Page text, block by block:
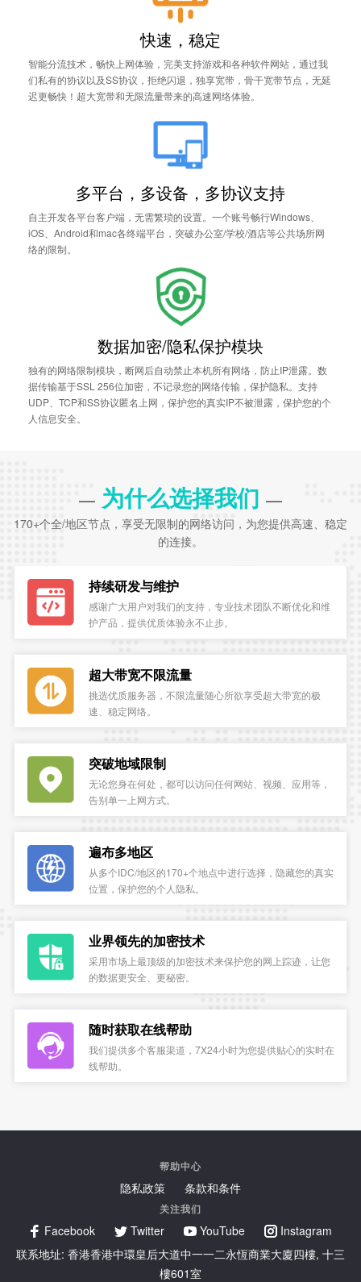
快速，稳定
智能分流技术，畅快上网体验，完美支持游戏和各种软件网站，通过我
们私有的协议以及SS协议，拒绝闪退，独享宽带，骨干宽带节点，无延
迟更畅快！超大宽带和无限流量带来的高速网络体验。
多平台，多设备，多协议支持
自主开发各平台客户端，无需繁琐的设置。一个账号畅行Windows、
iOS、Android和mac各终端平台，突破办公室/学校/酒店等公共场所网
络的限制。
数据加密/隐私保护模块
独有的网络限制模块，断网后自动禁止本机所有网络，防止IP泄露。数
据传输基于SSL 256位加密，不记录您的网络传输，保护隐私。支持
UDP、TCP和SS协议匿名上网，保护您的真实IP不被泄露，保护您的个
人信息安全。
—为什么选择我们 —
170+个全/地区节点，享受无限制的网络访问，为您提供高速、稳定
的连接。
持续研发与维护
感谢广大用户对我们的支持，专业技术团队不断优化和维
护产品，提供优质体验永不止步。
超大带宽不限流量
挑选优质服务器，不限流量随心所欲享受超大带宽的极
速、稳定网络。
突破地域限制
无论您身在何处，都可以访问任何网站、视频、应用等，
告别单一上网方式。
遍布多地区
从多个IDC/地区的170+个地点中进行选择，隐藏您的真实
位置，保护您的个人隐私。
业界领先的加密技术
采用市场上最顶级的加密技术来保护您的网上踪迹，让您
的数据更安全、更秘密。
随时获取在线帮助
我们提供多个客服渠道，7X24小时为您提供贴心的实时在
线帮助。
帮助中心
隐私政策 条款和条件
关注我们
Facebook Twitter YouTube
Instagram
联系地址: 香港香港中環皇后大道中一一二永恆商業大廈四樓, 十三
樓601室